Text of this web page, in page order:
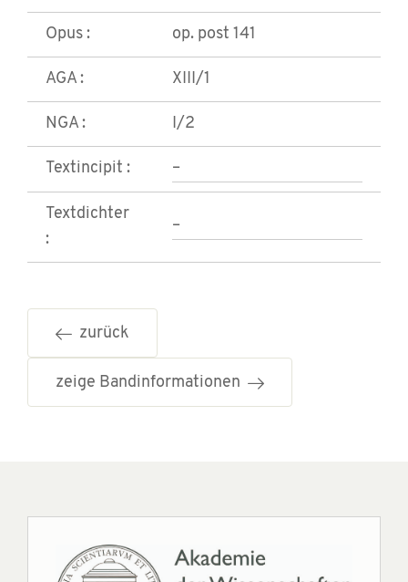
Opus : op. post 141
AGA : XIII/1
NGA : I/2
Textincipit : –
Textdichter
:
–
zurück
zeige Bandinformationen